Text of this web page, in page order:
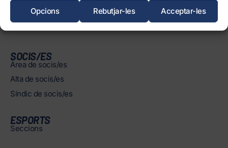
Acceptar-les
Rebutjar-les
Opcions
Normatives
SOCIS/ES
Àrea de socis/es
Alta de socis/es
Síndic de socis/es
ESPORTS
Seccions